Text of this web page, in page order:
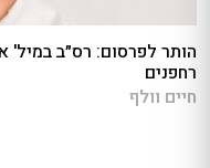
הותר לפרסום: רס״ב במיל'
רחפנים
חיים וולף